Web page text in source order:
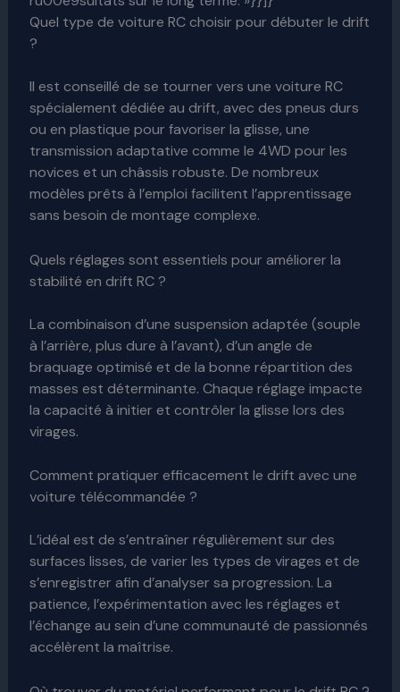
Quel type de voiture RC choisir pour débuter le drift
?
Il est conseillé de se tourner vers une voiture RC
spécialement dédiée au drift, avec des pneus durs
ou en plastique pour favoriser la glisse, une
transmission adaptative comme le 4WD pour les
novices et un châssis robuste. De nombreux
modèles prêts à l’emploi facilitent l’apprentissage
sans besoin de montage complexe.
Quels réglages sont essentiels pour améliorer la
stabilité en drift RC ?
La combinaison d’une suspension adaptée (souple
à l’arrière, plus dure à l’avant), d’un angle de
braquage optimisé et de la bonne répartition des
masses est déterminante. Chaque réglage impacte
la capacité à initier et contrôler la glisse lors des
virages.
Comment pratiquer efficacement le drift avec une
voiture télécommandée ?
L’idéal est de s’entraîner régulièrement sur des
surfaces lisses, de varier les types de virages et de
s’enregistrer afin d’analyser sa progression. La
patience, l’expérimentation avec les réglages et
l’échange au sein d’une communauté de passionnés
accélèrent la maîtrise.